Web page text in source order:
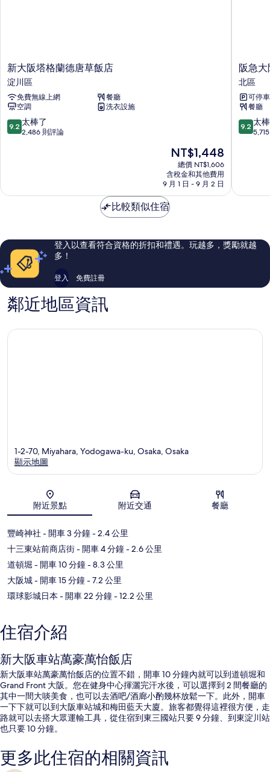
新
大
阪
塔
格
蘭
德
川
新大阪塔格蘭德唐草飯店
淀川區
免費無線上網
餐廳
空調
洗衣設施
9.2
分，
棒
評
論
9.2 太棒了
2,486 則評論
現
在
價
格
為
NT$1,448
總價 NT$1,606
含稅金和其他費用
9 月 1 日 - 9 月 2 日
阪
急
大
阪
龍
仕
柏
阪急
北區
可停車
餐廳
9.2
分，
棒
評
論
9.2 太
比較類似住宿
登入以查看符合資格的折扣和禮遇。玩越多，獎勵就越
多！
登入 免費註冊
鄰近地區資訊
地圖
1-2-70, Miyahara, Yodogawa-ku, Osaka, Osaka
顯示地圖
附近景點 附近交通 餐廳
豐崎神社 - 開車 3 分鐘- 2.4 公里
十三東站前商店街- 開車 4 分鐘- 2.6 公里
道頓堀 - 開車 10 分鐘- 8.3 公里
大阪城- 開車 15 分鐘- 7.2 公里
環球影城日本 - 開車 22 分鐘- 12.2 公里
住宿介紹
新大阪車站萬豪萬怡飯店
新大阪車站萬豪萬怡飯店的位置不錯，開車 10 分鐘內就可以到道頓堀和
Grand Front 大阪。您在健身中心揮灑完汗水後，可以選擇到 2 間餐廳的
其中一間大啖美食，也可以去酒吧/酒廊小酌幾杯放鬆一下。此外，開車
一下下就可以到大阪車站城和梅田藍天大廈。旅客都覺得這裡很方便，走
路就可以去搭大眾運輸工具，從住宿到東三國站只要 9 分鐘、到東淀川站
也只要 10 分鐘。
更多此住宿的相關資訊